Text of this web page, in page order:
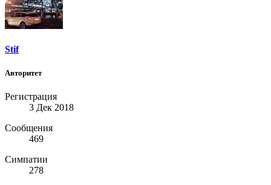
Stif
Авторитет
Регистрация
3 Дек 2018
Сообщения
469
Симпатии
278